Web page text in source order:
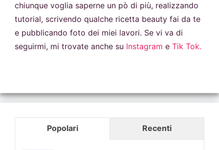
chiunque voglia saperne un pò di più, realizzando
tutorial, scrivendo qualche ricetta beauty fai da te
e pubblicando foto dei miei lavori. Se vi va di
seguirmi, mi trovate anche su Instagram e Tik Tok.
Popolari Recenti